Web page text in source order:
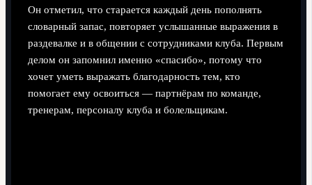
Он отметил, что старается каждый день пополнять
словарный запас, повторяет услышанные выражения в
раздевалке и в общении с сотрудниками клуба. Первым
делом он запомнил именно «спасибо», потому что
хочет уметь выражать благодарность тем, кто
помогает ему освоиться — партнёрам по команде,
тренерам, персоналу клуба и болельщикам.